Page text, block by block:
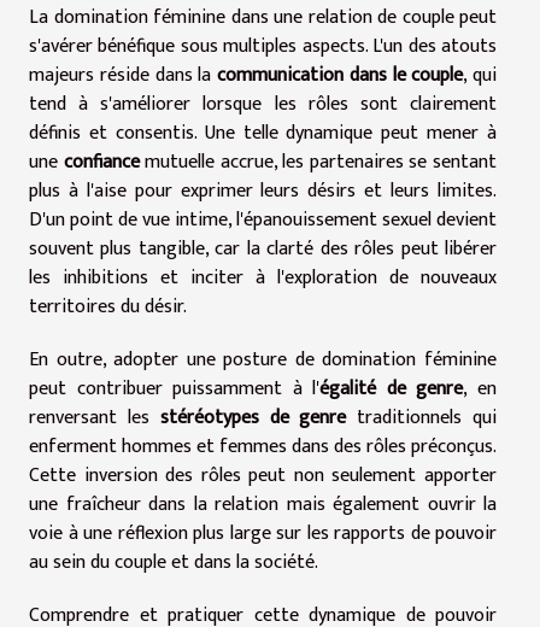
La domination féminine dans une relation de couple peut
s'avérer bénéfique sous multiples aspects. L'un des atouts
majeurs réside dans lacommunication dans le couple, qui
tend à s'améliorer lorsque les rôles sont clairement
définis et consentis. Une telle dynamique peut mener à
uneconfiancemutuelle accrue, les partenaires se sentant
plus à l'aise pour exprimer leurs désirs et leurs limites.
D'un point de vue intime, l'épanouissement sexuel devient
souvent plus tangible, car la clarté des rôles peut libérer
les inhibitions et inciter à l'exploration de nouveaux
territoires du désir.
En outre, adopter une posture de domination féminine
peut contribuer puissamment à l'égalité de genre, en
renversant les stéréotypes de genretraditionnels qui
enferment hommes et femmes dans des rôles préconçus.
Cette inversion des rôles peut non seulement apporter
une fraîcheur dans la relation mais également ouvrir la
voie à une réflexion plus large sur les rapports de pouvoir
au sein du couple et dans la société.
Comprendre et pratiquer cette dynamique de pouvoir